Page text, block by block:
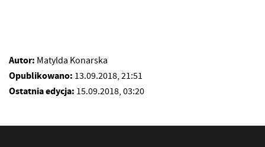
Autor: Matylda Konarska
Opublikowano: 13.09.2018, 21:51
Ostatnia edycja: 15.09.2018, 03:20